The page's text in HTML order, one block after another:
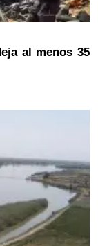
al menos 35